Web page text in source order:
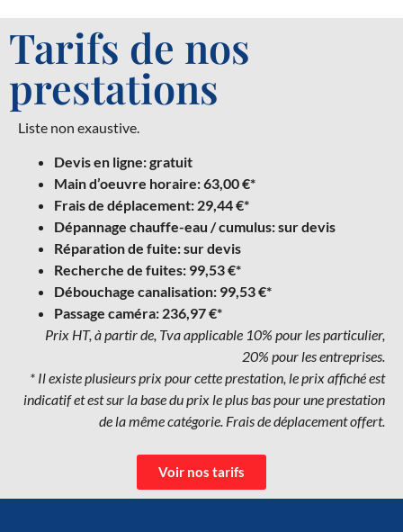
Tarifs de nos
prestations
Liste non exaustive.
Devis en ligne: gratuit
Main d’oeuvre horaire: 63,00 €*
Frais de déplacement: 29,44 €*
Dépannage chauffe-eau / cumulus: sur devis
Réparation de fuite: sur devis
Recherche de fuites: 99,53 €*
Débouchage canalisation: 99,53 €*
Passage caméra: 236,97 €*
Prix HT, à partir de, Tva applicable 10% pour les particulier,
20% pour les entreprises.
* Il existe plusieurs prix pour cette prestation, le prix affiché est
indicatif et est sur la base du prix le plus bas pour une prestation
de la même catégorie. Frais de déplacement offert.
Voir nos tarifs